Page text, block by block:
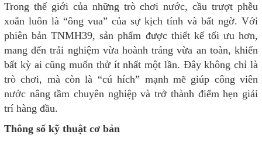
Trong thế giới của những trò chơi nước, cầu trượt phễu
xoắn luôn là “ông vua” của sự kịch tính và bất ngờ. Với
phiên bản TNMH39, sản phẩm được thiết kế tối ưu hơn,
mang đến trải nghiệm vừa hoành tráng vừa an toàn, khiến
bất kỳ ai cũng muốn thử ít nhất một lần. Đây không chỉ là
trò chơi, mà còn là “cú hích” mạnh mẽ giúp công viên
nước nâng tầm chuyên nghiệp và trở thành điểm hẹn giải
trí hàng đầu.
Thông số kỹ thuật cơ bản